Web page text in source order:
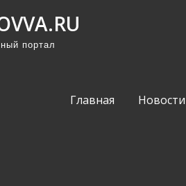
портал
Главная Новости